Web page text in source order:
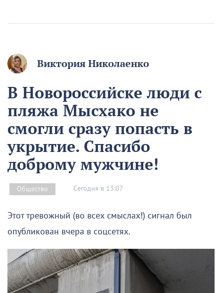
Виктория Николаенко
В Новороссийске люди с
пляжа Мысхако не
смогли сразу попасть в
укрытие. Спасибо
доброму мужчине!
Общество Сегодня в 13:07
Этот тревожный (во всех смыслах!) сигнал был
опубликован вчера в соцсетях.